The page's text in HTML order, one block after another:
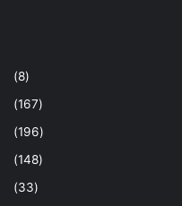
(8)
(167)
(196)
(148)
(33)